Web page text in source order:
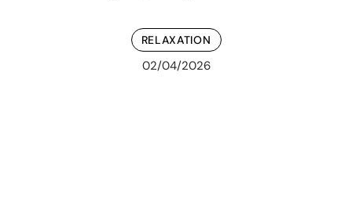
RELAXATION
02/04/2026